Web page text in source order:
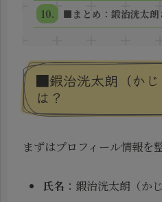
■まとめ：鍛治洸太朗
■鍜治洸太朗（かじ
は？
まずはプロフィール情報を
氏名 ：鍜治洸太朗（か